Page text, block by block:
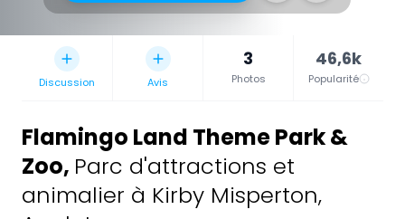
Discussion Avis
3
Photos
46,6k
Popularité
Flamingo Land Theme Park &
Zoo, Parc d'attractions et
animalier à Kirby Misperton,